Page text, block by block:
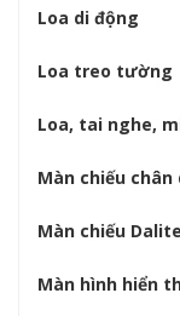
Loa di động
Loa treo tường
Loa, tai nghe,
Màn chiếu chân
Màn chiếu Dalite
Màn hình hiển